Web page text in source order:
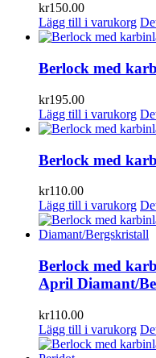
kr150.00
Lägg till i varukorg
Berlock med
kr195.00
Lägg till i varukorg
Berlock med
kr110.00
Lägg till i varukorg
Berlock med
April Diamant/
kr110.00
Lägg till i varukorg